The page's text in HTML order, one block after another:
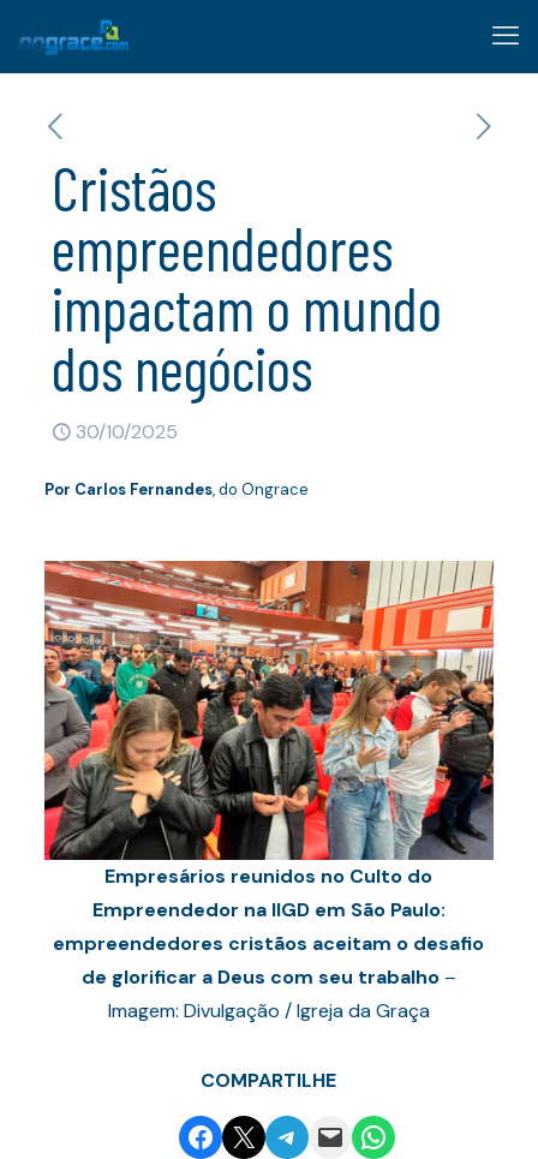
Cristãos
empreendedores
impactam o mundo
dos negócios
30/10/2025
Por Carlos Fernandes, do Ongrace
Empresários reunidos no Culto do
Empreendedor na IIGD em São Paulo:
empreendedores cristãos aceitam o desafio
de glorificar a Deus com seu trabalho–
Imagem: Divulgação / Igreja da Graça
COMPARTILHE
Share on Facebook
Email this PageShare on Telegram
Email this PageShare on WhatsApp